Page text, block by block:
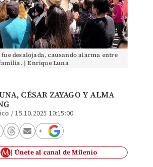
desalojada, causando alarma entre
| Enrique Luna
CÉSAR ZAYAGOY ALMA
/15.10.2025 10:15:00
Únete al canal de Milenio